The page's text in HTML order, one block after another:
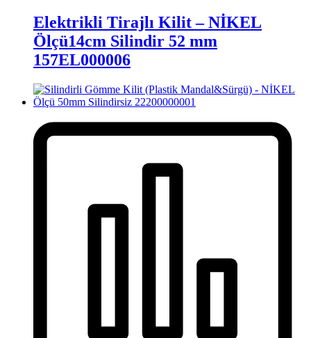
Elektrikli Tirajlı Kilit – NİKEL
Ölçü14cm Silindir 52 mm
157EL000006